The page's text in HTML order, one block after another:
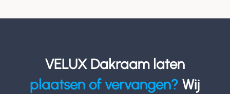
VELUX Dakraam laten
plaatsen of vervangen? Wij